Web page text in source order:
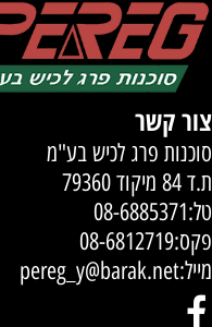
צור קשר
סוכנות פרג לכיש בע"מ
ת.ד 84 מיקוד 79360
טל:08-6885371
פקס:08-6812719
מייל:pereg_y@barak.net